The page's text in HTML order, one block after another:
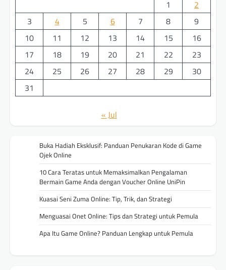
1
2
3
4 5 6 7 8
9
10
11 12 13 14 15
16
17
18 19 20 21 22
23
24
25 26 27 28 29
30
31
« Jul
Buka Hadiah Eksklusif: Panduan Penukaran Kode di Game
Ojek Online
10 Cara Teratas untuk Memaksimalkan Pengalaman
Bermain Game Anda dengan Voucher Online UniPin
Kuasai Seni Zuma Online: Tip, Trik, dan Strategi
Menguasai Onet Online: Tips dan Strategi untuk Pemula
Apa Itu Game Online? Panduan Lengkap untuk Pemula